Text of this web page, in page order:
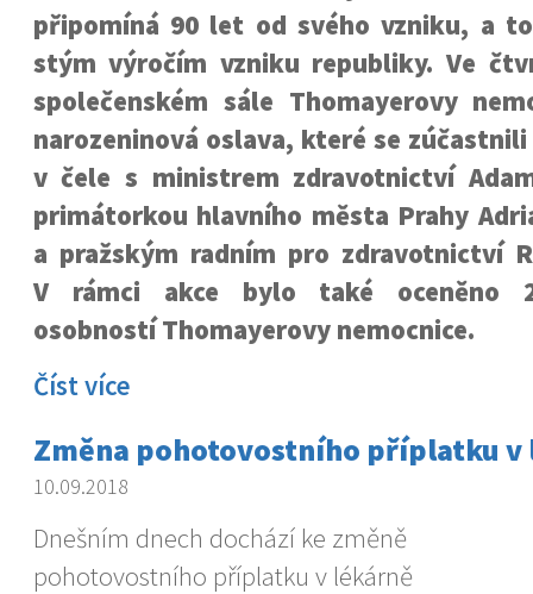
připomíná 90 let od svého vzniku, a
stým výročím vzniku republiky. Ve
společenském sále Thomayerovy
narozeninová oslava, které se
v čele s ministrem zdravotnictví
primátorkou hlavního města Prahy
a pražským radním pro zdravotnictví
V rámci akce bylo také oceněno
osobností Thomayerovy nemocnice.
Číst více
Změna pohotovostního příplatku v
10.09.2018
Dnešním dnech dochází ke změně
pohotovostního příplatku v lékárně